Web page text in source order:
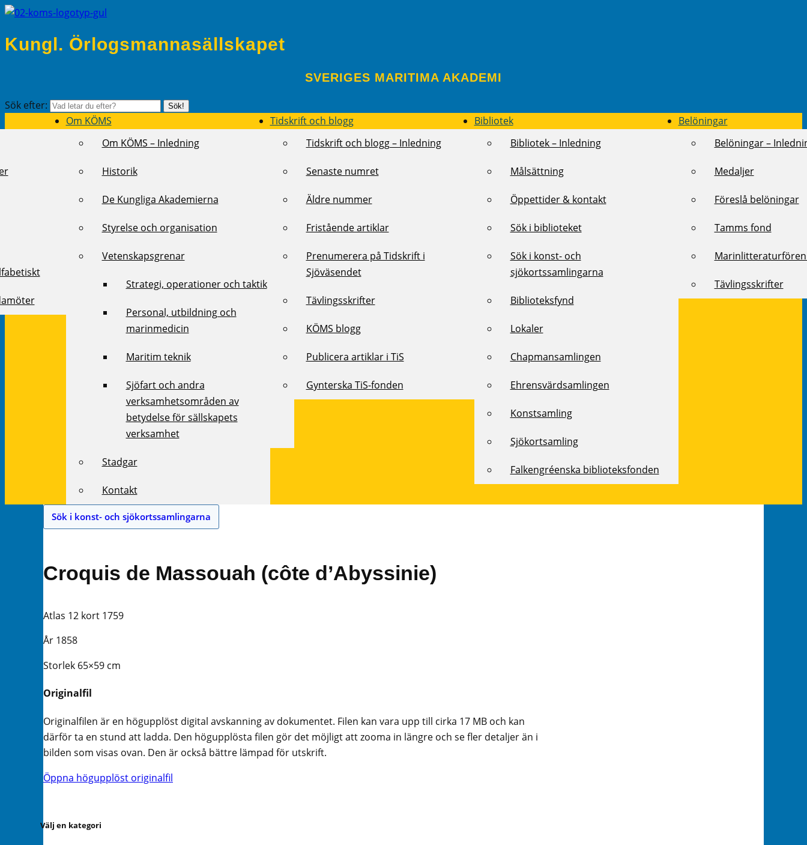
Kungl. Örlogsmannasällskapet
SVERIGES MARITIMA AKADEMI
Sök efter: Sök!
Om KÖMS
Om KÖMS – Inledning
Historik
De Kungliga Akademierna
Styrelse och organisation
Vetenskapsgrenar
Strategi, operationer och taktik
Personal, utbildning och
marinmedicin
Maritim teknik
Sjöfart och andra
verksamhetsområden av
betydelse för sällskapets
verksamhet
Stadgar
Kontakt
Tidskrift och blogg
Tidskrift och blogg – Inledning
Senaste numret
Äldre nummer
Fristående artiklar
Prenumerera på Tidskrift i
Sjöväsendet
Tävlingsskrifter
KÖMS blogg
Publicera artiklar i TiS
Gynterska TiS-fonden
Bibliotek
Bibliotek – Inledning
Målsättning
Öppettider & kontakt
Sök i biblioteket
Sök i konst- och
sjökortssamlingarna
Biblioteksfynd
Lokaler
Chapmansamlingen
Ehrensvärdsamlingen
Konstsamling
Sjökortsamling
Falkengréenska biblioteksfonden
Belöningar
Belöningar –
Medaljer
Föreslå belöningar
Tamms fond
Tävlingsskrifter
Sök i konst- och sjökortssamlingarna
Croquis de Massouah (côte d’Abyssinie)
Atlas 12 kort 1759
År 1858
Storlek 65×59 cm
Originalfil
Originalfilen är en högupplöst digital avskanning av dokumentet. Filen kan vara upp till cirka 17 MB och kan
därför ta en stund att ladda. Den högupplösta filen gör det möjligt att zooma in längre och se fler detaljer än i
bilden som visas ovan. Den är också bättre lämpad för utskrift.
Öppna högupplöst originalfil
Välj en kategori